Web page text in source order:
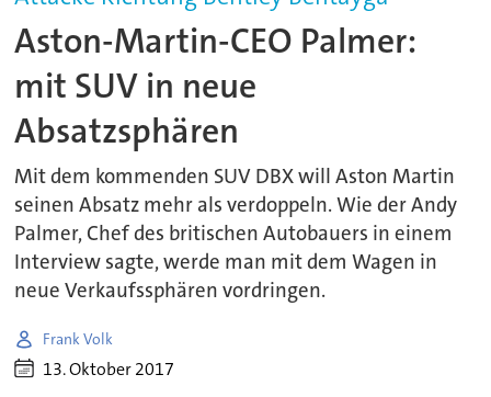
Aston-Martin-CEO Palmer:
mit SUV in neue
Absatzsphären
Mit dem kommenden SUV DBX will Aston Martin
seinen Absatz mehr als verdoppeln. Wie der Andy
Palmer, Chef des britischen Autobauers in einem
Interview sagte, werde man mit dem Wagen in
neue Verkaufssphären vordringen.
Frank Volk
13. Oktober 2017